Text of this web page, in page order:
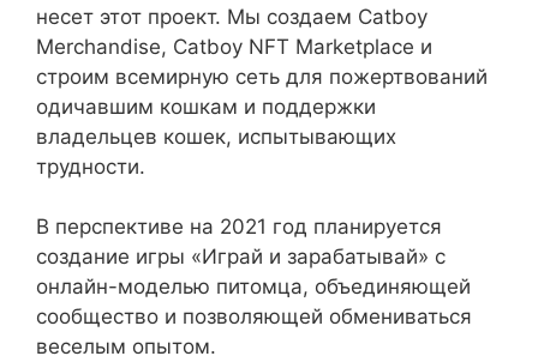
несет этот проект. Мы создаем Catboy
Merchandise, Catboy NFT Marketplace и
строим всемирную сеть для пожертвований
одичавшим кошкам и поддержки
владельцев кошек, испытывающих
трудности.
В перспективе на 2021 год планируется
создание игры «Играй и зарабатывай» с
онлайн-моделью питомца, объединяющей
сообщество и позволяющей обмениваться
веселым опытом.